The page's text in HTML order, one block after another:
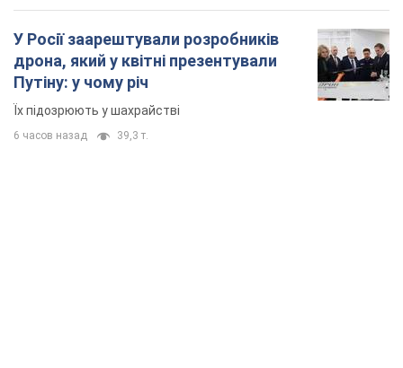
У Росії заарештували розробників
дрона, який у квітні презентували
Путіну: у чому річ
Їх підозрюють у шахрайстві
6 часов назад 39,3 т.